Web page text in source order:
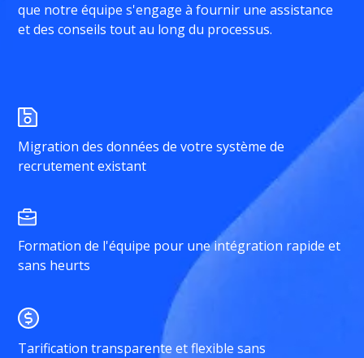
que notre équipe s'engage à fournir une assistance
et des conseils tout au long du processus.
Migration des données de votre système de
recrutement existant
Formation de l'équipe pour une intégration rapide et
sans heurts
Tarification transparente et flexible sans